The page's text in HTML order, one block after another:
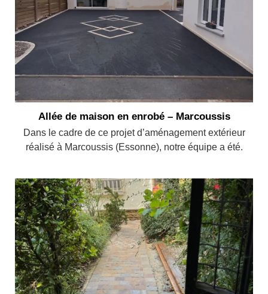
Allée de maison en enrobé – Marcoussis
Dans le cadre de ce projet d’aménagement extérieur
réalisé à Marcoussis (Essonne), notre équipe a été.